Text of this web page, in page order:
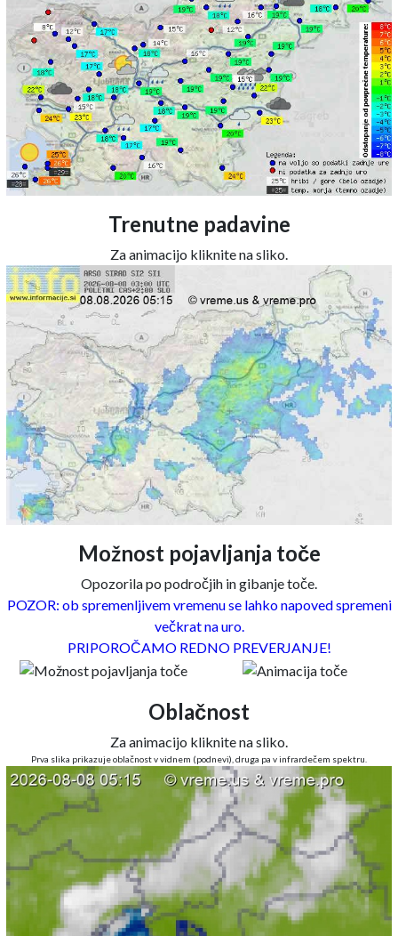
Trenutne padavine
Za animacijo kliknite na sliko.
Možnost pojavljanja toče
Opozorila po področjih in gibanje toče.
POZOR: ob spremenljivem vremenu se lahko napoved spremeni
večkrat na uro.
PRIPOROČAMO REDNO PREVERJANJE!
Oblačnost
Za animacijo kliknite na sliko.
Prva slika prikazuje oblačnost v vidnem (podnevi), druga pa v infrardečem spektru.